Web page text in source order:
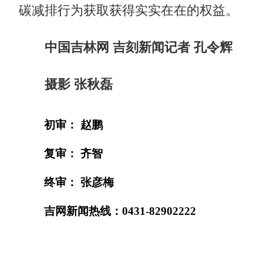
碳减排行为获取获得实实在在的权益。
中国吉林网 吉刻新闻记者 孔令辉
摄影 张秋磊
初审： 赵鹏
复审： 齐智
终审： 张彦梅
吉网新闻热线：0431-82902222